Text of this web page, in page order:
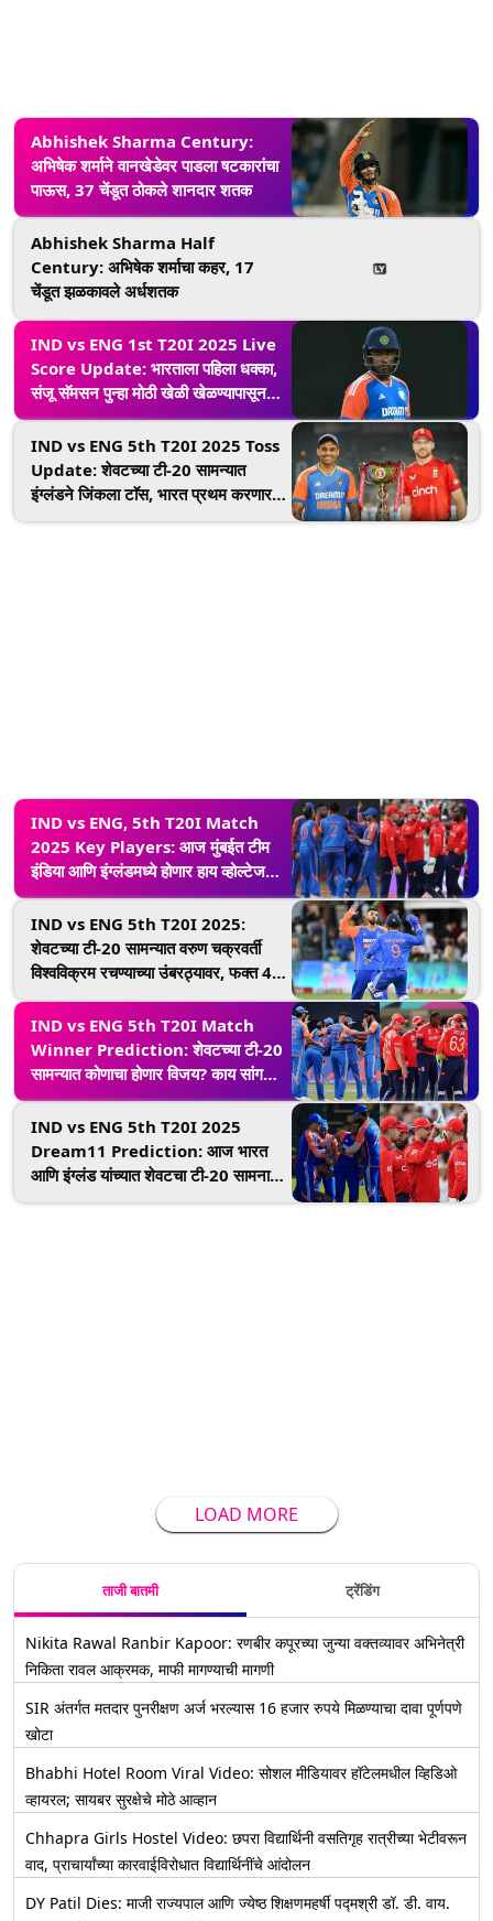
Abhishek Sharma Century:
अभिषेक शर्माने वानखेडेवर पाडला षटकारांचा
पाऊस, 37 चेंडूत ठोकले शानदार शतक
Abhishek Sharma Half
Century: अभिषेक शर्माचा कहर, 17
चेंडूत झळकावले अर्धशतक
IND vs ENG 1st T20I 2025 Live
Score Update: भारताला पहिला धक्का,
संजू सॅमसन पुन्हा मोठी खेळी खेळण्यापासून
वंचित
IND vs ENG 5th T20I 2025 Toss
Update: शेवटच्या टी-20 सामन्यात
इंग्लंडने जिंकला टाॅस, भारत प्रथम करणार
IND vs ENG, 5th T20I Match
2025 Key Players: आज मुंबईत टीम
इंडिया आणि इंग्लंडमध्ये होणार हाय व्होल्टेज
सामना, सर्वांच्या नजरा असतील 'या' दिग्गज
खेळाडूंवर
IND vs ENG 5th T20I 2025:
शेवटच्या टी-20 सामन्यात वरुण चक्रवर्ती
विश्वविक्रम रचण्याच्या उंबरठ्यावर, फक्त 4
विकेट्स आणि महारेकॉर्ड फिक्स
IND vs ENG 5th T20I Match
Winner Prediction: शेवटच्या टी-20
सामन्यात कोणाचा होणार विजय? काय सांगतो
मॅच प्रेडिक्शन रिपोर्ट
IND vs ENG 5th T20I 2025
Dream11 Prediction: आज भारत
आणि इंग्लंड यांच्यात शेवटचा टी-20 सामना,
LOAD MORE
ताजी बातमी ट्रेंडिंग
Nikita Rawal Ranbir Kapoor: रणबीर कपूरच्या जुन्या वक्तव्यावर अभिनेत्री
निकिता रावल आक्रमक, माफी मागण्याची मागणी
SIR अंतर्गत मतदार पुनरीक्षण अर्ज भरल्यास 16 हजार रुपये मिळण्याचा दावा पूर्णपणे
खोटा
Bhabhi Hotel Room Viral Video: सोशल मीडियावर हॉटेलमधील व्हिडिओ
व्हायरल; सायबर सुरक्षेचे मोठे आव्हान
Chhapra Girls Hostel Video: छपरा विद्यार्थिनी वसतिगृह रात्रीच्या भेटीवरून
वाद, प्राचार्यांच्या कारवाईविरोधात विद्यार्थिनींचे आंदोलन
DY Patil Dies: माजी राज्यपाल आणि ज्येष्ठ शिक्षणमहर्षी पद्मश्री डॉ. डी. वाय.